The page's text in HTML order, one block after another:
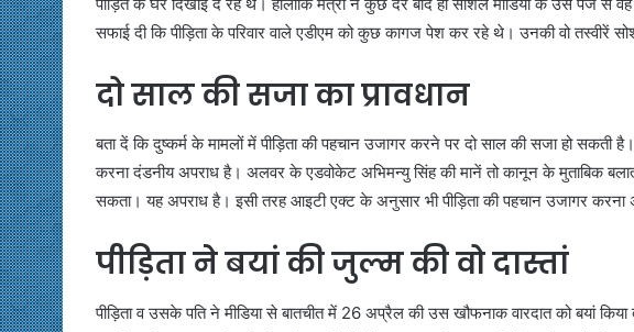
सफाई दी कि पीड़िता के परिवार वाले एडीएम को कुछ कागज पेश कर रहे थे। उनकी वो तस्वीरें
दो साल की सजा का प्रावधान
बता दें कि दुष्कर्म के मामलों में पीड़िता की पहचान उजागर करने पर दो साल की सजा हो सकती
करना दंडनीय अपराध है। अलवर के एडवोकेट अभिमन्यु सिंह की मानें तो कानून के मुताबिक
सकता। यह अपराध है। इसी तरह आइटी एक्ट के अनुसार भी पीड़िता की पहचान उजागर करना
पीड़िता ने बयां की जुल्म की वो दास्तां
पीड़िता व उसके पति ने मीडिया से बातचीत में 26 अप्रैल की उस खौफनाक वारदात को बयां